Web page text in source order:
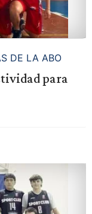
DE LA ABO
para